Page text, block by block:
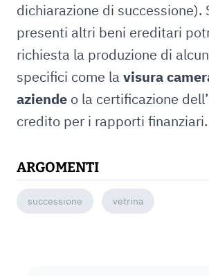
dichiarazione di successione).
presenti altri beni ereditari
richiesta la produzione di
specifici come la visura
aziende o la certificazione
credito per i rapporti finanziari.
ARGOMENTI
successione vetrina